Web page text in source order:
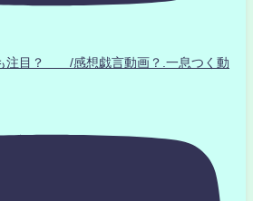
注目？ /感想戯言動画？.一息つく動